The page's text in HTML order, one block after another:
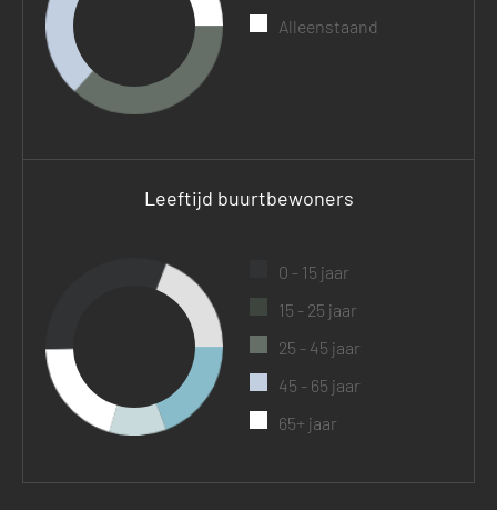
Alleenstaand
Leeftijd buurtbewoners
0 - 15 jaar
15 - 25 jaar
25 - 45 jaar
45 - 65 jaar
65+ jaar